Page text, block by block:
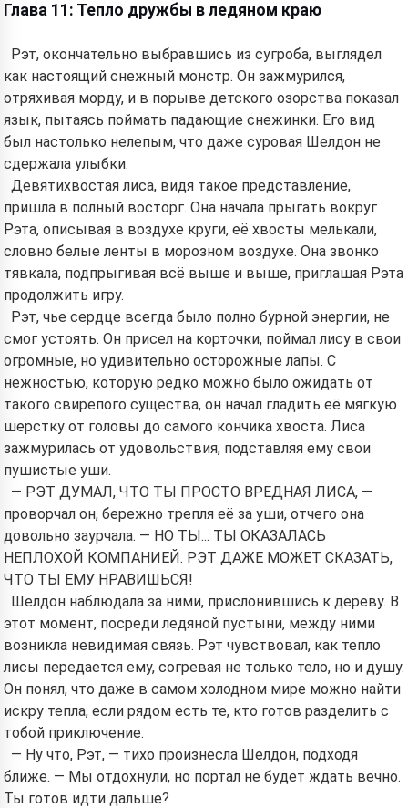
Глава 11: Тепло дружбы в ледяном краю
Рэт, окончательно выбравшись из сугроба, выглядел
как настоящий снежный монстр. Он зажмурился,
отряхивая морду, и в порыве детского озорства показал
язык, пытаясь поймать падающие снежинки. Его вид
был настолько нелепым, что даже суровая Шелдон не
сдержала улыбки.
Девятихвостая лиса, видя такое представление,
пришла в полный восторг. Она начала прыгать вокруг
Рэта, описывая в воздухе круги, её хвосты мелькали,
словно белые ленты в морозном воздухе. Она звонко
тявкала, подпрыгивая всё выше и выше, приглашая Рэта
продолжить игру.
Рэт, чье сердце всегда было полно бурной энергии, не
смог устоять. Он присел на корточки, поймал лису в свои
огромные, но удивительно осторожные лапы. С
нежностью, которую редко можно было ожидать от
такого свирепого существа, он начал гладить её мягкую
шерстку от головы до самого кончика хвоста. Лиса
зажмурилась от удовольствия, подставляя ему свои
пушистые уши.
— РЭТ ДУМАЛ, ЧТО ТЫ ПРОСТО ВРЕДНАЯ ЛИСА, —
проворчал он, бережно трепля её за уши, отчего она
довольно заурчала. — НО ТЫ... ТЫ ОКАЗАЛАСЬ
НЕПЛОХОЙ КОМПАНИЕЙ. РЭТ ДАЖЕ МОЖЕТ СКАЗАТЬ,
ЧТО ТЫ ЕМУ НРАВИШЬСЯ!
Шелдон наблюдала за ними, прислонившись к дереву. В
этот момент, посреди ледяной пустыни, между ними
возникла невидимая связь. Рэт чувствовал, как тепло
лисы передается ему, согревая не только тело, но и душу.
Он понял, что даже в самом холодном мире можно найти
искру тепла, если рядом есть те, кто готов разделить с
тобой приключение.
— Ну что, Рэт, — тихо произнесла Шелдон, подходя
ближе. — Мы отдохнули, но портал не будет ждать вечно.
Ты готов идти дальше?